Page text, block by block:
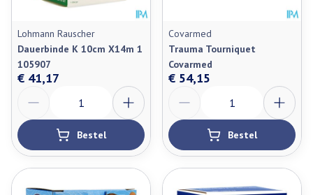
Lohmann Rauscher
Dauerbinde K 10cm X14m 1
105907
€ 41,17
Bestel
Covarmed
Trauma Tourniquet
Covarmed
€ 54,15
Bestel